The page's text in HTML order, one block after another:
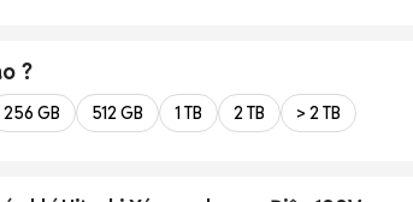
?
256 GB 512 GB 1 TB 2 TB > 2 TB